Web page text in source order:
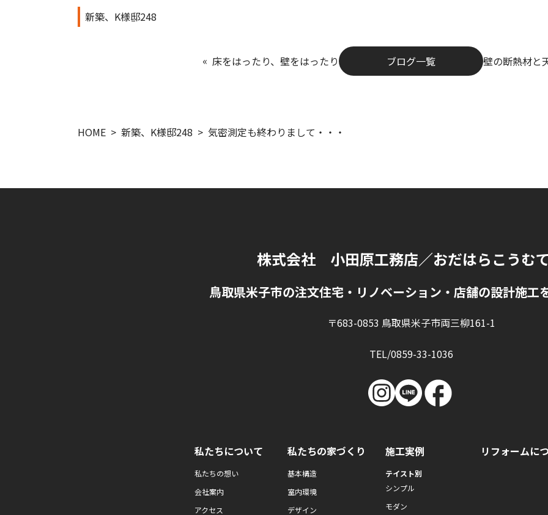
新築、K様邸248
床をはったり、壁をはったり ブログ一覧 壁の断熱材と
HOME 新築、K様邸248 気密測定も終わりまして・・・
株式会社 小田原工務店／おだはらこうむ
鳥取県米子市の注文住宅・リノベーション・店舗の設計施工
〒683-0853 鳥取県米子市両三柳161-1
TEL/0859-33-1036
私たちについて
私たちの想い
会社案内
アクセス
私たちの家づくり
基本構造
室内環境
デザイン
施工実例
テイスト別
シンプル
モダン
リフォームに